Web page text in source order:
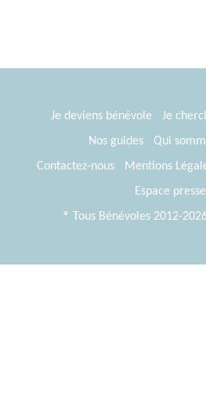
Je deviens bénévole
Je
Nos guides
Qui
Contactez-nous
Mentions
Espace presse
® Tous Bénévoles 2012-